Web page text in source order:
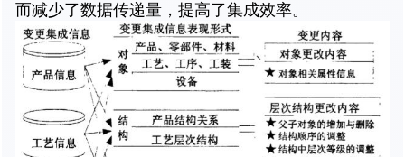
而减少了数据传递量，提高了集成效率。